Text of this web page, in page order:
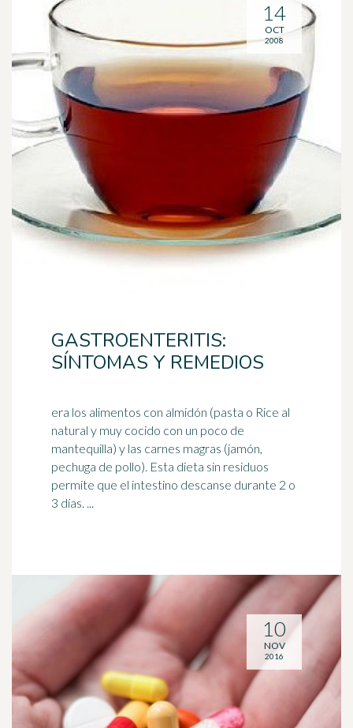
GASTROENTERITIS:
SÍNTOMAS Y REMEDIOS
era los alimentos con almidón (pasta o Rice al
natural y muy cocido con un poco de
mantequilla) y las carnes magras (jamón,
pechuga de pollo). Esta dieta sin residuos
permite que el intestino descanse durante 2 o
3 días. ...
14
OCT
2008
10
NOV
2016